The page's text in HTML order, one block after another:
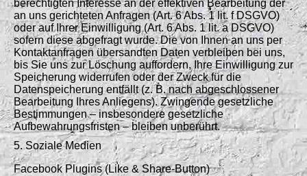
berechtigten Interesse an der effektiven Bearbeitung der
an uns gerichteten Anfragen (Art. 6 Abs. 1 lit. f DSGVO)
oder auf Ihrer Einwilligung (Art. 6 Abs. 1 lit. a DSGVO)
sofern diese abgefragt wurde. Die von Ihnen an uns per
Kontaktanfragen übersandten Daten verbleiben bei uns,
bis Sie uns zur Löschung auffordern, Ihre Einwilligung zur
Speicherung widerrufen oder der Zweck für die
Datenspeicherung entfällt (z. B. nach abgeschlossener
Bearbeitung Ihres Anliegens). Zwingende gesetzliche
Bestimmungen – insbesondere gesetzliche
Aufbewahrungsfristen – bleiben unberührt.
5. Soziale Medien
Facebook Plugins (Like & Share-Button)